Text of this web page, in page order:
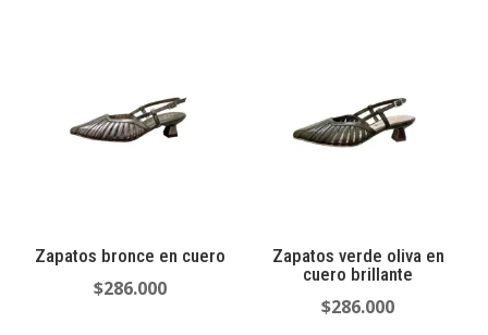
Zapatos bronce en cuero
$286.000
Zapatos verde oliva en
cuero brillante
$286.000